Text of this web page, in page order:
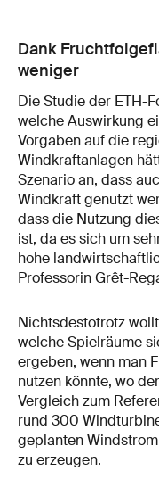
Dank
weniger
Die Studie der ETH-
welche Auswirkung
Vorgaben auf die
Windkraftanlagen
Szenario an, dass
Windkraft genutzt
dass die Nutzung
ist, da es sich um
hohe
Professorin Grêt-
Nichtsdestotrotz
welche Spielräume
ergeben, wenn man
nutzen könnte, wo
Vergleich zum
rund 300
geplanten
zu erzeugen.